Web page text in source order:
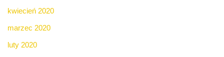
kwiecień 2020
marzec 2020
luty 2020